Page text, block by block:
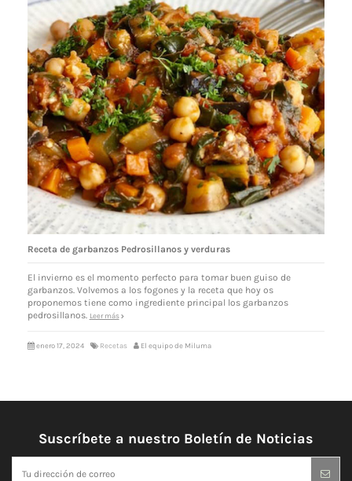
Receta de garbanzos Pedrosillanos y verduras
El invierno es el momento perfecto para tomar buen guiso de
garbanzos. Volvemos a los fogones y la receta que hoy os
proponemos tiene como ingrediente principal los garbanzos
pedrosillanos. Leer más
enero 17, 2024 Recetas El equipo de Miluma
Suscríbete a nuestro Boletín de Noticias